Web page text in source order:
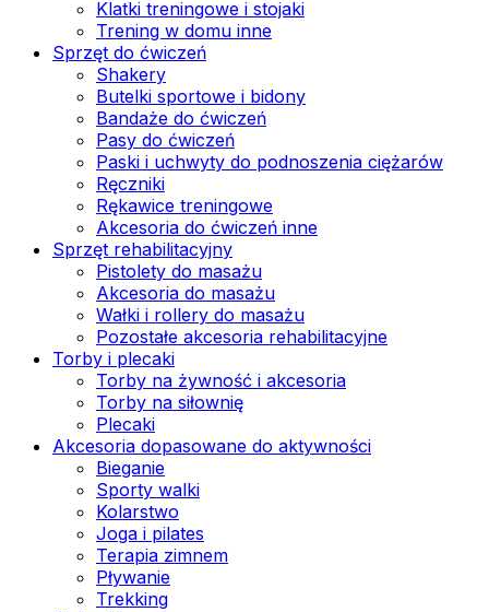
Klatki treningowe i stojaki
Trening w domu inne
Sprzęt do ćwiczeń
Shakery
Butelki sportowe i bidony
Bandaże do ćwiczeń
Pasy do ćwiczeń
Paski i uchwyty do podnoszenia ciężarów
Ręczniki
Rękawice treningowe
Akcesoria do ćwiczeń inne
Sprzęt rehabilitacyjny
Pistolety do masażu
Akcesoria do masażu
Wałki i rollery do masażu
Pozostałe akcesoria rehabilitacyjne
Torby i plecaki
Torby na żywność i akcesoria
Torby na siłownię
Plecaki
Akcesoria dopasowane do aktywności
Bieganie
Sporty walki
Kolarstwo
Joga i pilates
Terapia zimnem
Pływanie
Trekking